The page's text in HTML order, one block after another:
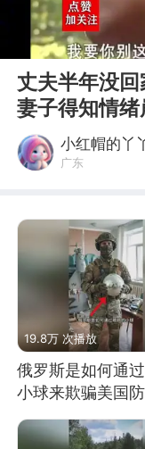
00:00
丈夫半年没回
妻子得知情绪
小红帽的丫
广东
19.8万 次播放
俄罗斯是如何通
小球来欺骗美国
的